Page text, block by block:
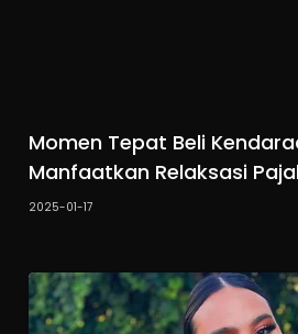
Momen Tepat Beli
Manfaatkan Relaksasi
2025-01-17